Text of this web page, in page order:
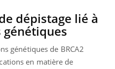
dépistage lié à
génétiques
génétiques de BRCA2
en matière de